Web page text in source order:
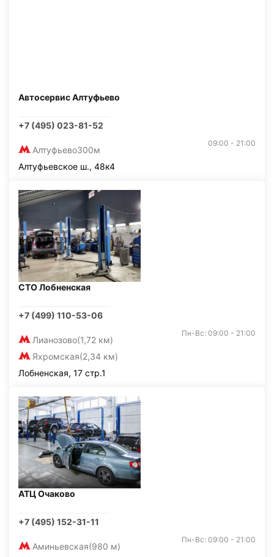
Автосервис Алтуфьево
+7 (495) 023-81-52
Алтуфьево300м
09:00 - 21:00
Алтуфьевское ш., 48к4
СТО Лобненская
+7 (499) 110-53-06
Лианозово(1,72 км)
Яхромская(2,34 км)
Пн-Вс: 09:00 - 21:00
Лобненская, 17 стр.1
АТЦ Очаково
+7 (495) 152-31-11
Аминьевская(980 м)
Пн-Вс: 09:00 - 21:00